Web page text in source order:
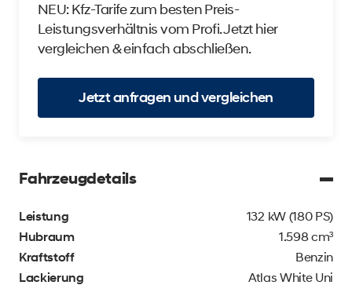
NEU: Kfz-Tarife zum besten Preis-
Leistungsverhältnis vom Profi. Jetzt hier
vergleichen & einfach abschließen.
Jetzt anfragen und vergleichen
Fahrzeugdetails
Leistung
132 kW (180 PS)
Hubraum
1.598 cm³
Kraftstoff
Benzin
Lackierung
Atlas White Uni